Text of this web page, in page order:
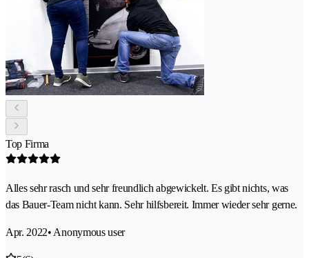
Top Firma
Alles sehr rasch und sehr freundlich abgewickelt. Es gibt nichts, was
das Bauer-Team nicht kann. Sehr hilfsbereit. Immer wieder sehr gerne.
Apr. 2022• Anonymous user